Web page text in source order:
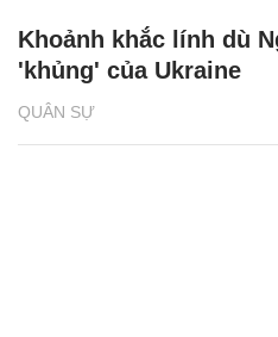
QUÂN SỰ
Khoảnh khắc lính dù
'khủng' của Ukraine